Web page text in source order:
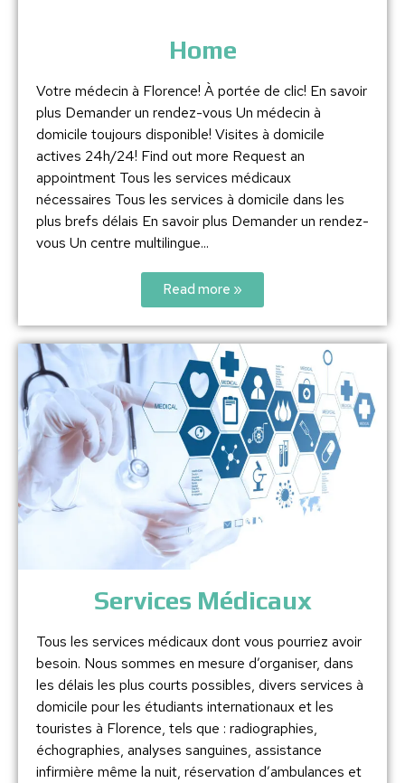
Home
Votre médecin à Florence! À portée de clic! En savoir
plus Demander un rendez-vous Un médecin à
domicile toujours disponible! Visites à domicile
actives 24h/24! Find out more Request an
appointment Tous les services médicaux
nécessaires Tous les services à domicile dans les
plus brefs délais En savoir plus Demander un rendez-
vous Un centre multilingue...
Read more »
Services Médicaux
Tous les services médicaux dont vous pourriez avoir
besoin. Nous sommes en mesure d’organiser, dans
les délais les plus courts possibles, divers services à
domicile pour les étudiants internationaux et les
touristes à Florence, tels que : radiographies,
échographies, analyses sanguines, assistance
infirmière même la nuit, réservation d’ambulances et